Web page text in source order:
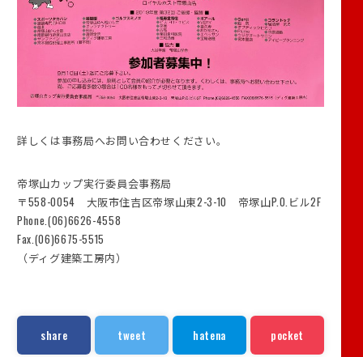
詳しくは事務局へお問い合わせください。
帝塚山カップ実行委員会事務局
〒558-0054 大阪市住吉区帝塚山東2-3-10 帝塚山P.O.ビル2F
Phone.(06)6626-4558
Fax.(06)6675-5515
（ディグ建築工房内）
share tweet hatena pocket